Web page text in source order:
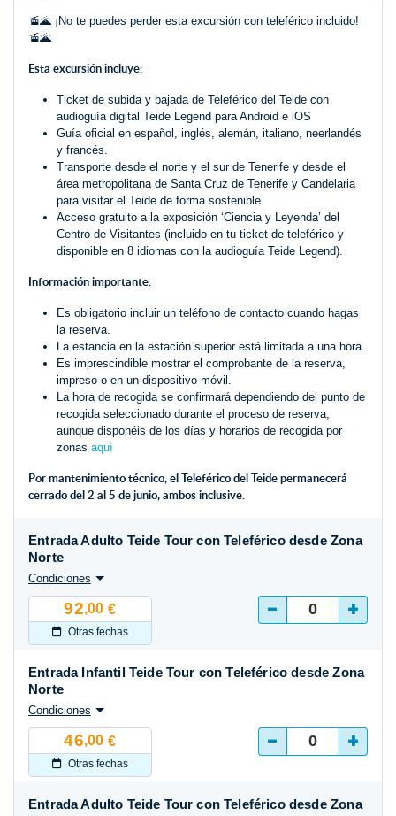
🚡🌋 ¡No te puedes perder esta excursión con teleférico incluido!
🚡🌋
Esta excursión incluye:
Ticket de subida y bajada de Teleférico del Teide con
audioguía digital Teide Legend para Android e iOS
Guía oficial en español, inglés, alemán, italiano, neerlandés
y francés.
Transporte desde el norte y el sur de Tenerife y desde el
área metropolitana de Santa Cruz de Tenerife y Candelaria
para visitar el Teide de forma sostenible
Acceso gratuito a la exposición ‘Ciencia y Leyenda’ del
Centro de Visitantes (incluido en tu ticket de teleférico y
disponible en 8 idiomas con la audioguía Teide Legend).
Información importante:
Es obligatorio incluir un teléfono de contacto cuando hagas
la reserva.
La estancia en la estación superior está limitada a una hora.
Es imprescindible mostrar el comprobante de la reserva,
impreso o en un dispositivo móvil.
La hora de recogida se confirmará dependiendo del punto de
recogida seleccionado durante el proceso de reserva,
aunque disponéis de los días y horarios de recogida por
zonas aquí
Por mantenimiento técnico, el Teleférico del Teide permanecerá
cerrado del 2 al 5 de junio, ambos inclusive.
92,00 €
Otras fechas
Entrada Adulto Teide Tour con Teleférico desde Zona
Norte
Condiciones
- +
46,00 €
Otras fechas
Entrada Infantil Teide Tour con Teleférico desde Zona
Norte
Condiciones
- +
Entrada Adulto Teide Tour con Teleférico desde Zona